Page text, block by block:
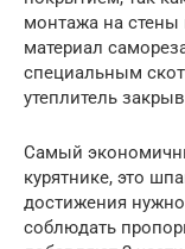
монтажа на стены
материал
специальным
утеплитель
Самый
курятнике, это
достижения
соблюдать